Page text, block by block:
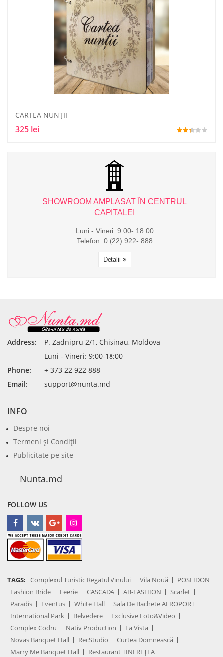
CARTEA NUNŢII
325 lei
SHOWROOM AMPLASAT ÎN CENTRUL
CAPITALEI
Luni - Vineri: 9:00- 18:00
Telefon: 0 (22) 922- 888
Detalii
Address:
P. Zadnipru 2/1, Chisinau, Moldova
Luni - Vineri: 9:00-18:00
Phone:
+ 373 22 922 888
Email:
support@nunta.md
INFO
Despre noi
Termeni şi Condiţii
Publicitate pe site
Nunta.md
FOLLOW US
TAGS: Complexul Turistic Regatul Vinului Vila Nouă
POSEIDON
Fashion Bride
Feerie CASCADA AB-FASHION
Scarlet
Paradis
Eventus White Hall
Sala De Bachete AEROPORT
International Park
Belvedere
Exclusive Foto&Video
Complex Codru
Nativ Production
La Vista
Novas Banquet Hall
RecStudio
Curtea Domnească
Marry Me Banquet Hall
Restaurant TINEREȚEA